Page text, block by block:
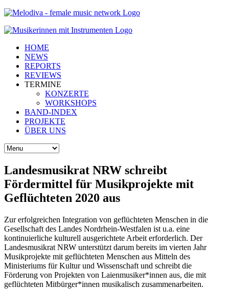
HOME
NEWS
REPORTS
REVIEWS
TERMINE
KONZERTE
WORKSHOPS
BAND-INDEX
PROJEKTE
ÜBER UNS
Landesmusikrat NRW schreibt
Fördermittel für Musikprojekte mit
Geflüchteten 2020 aus
Zur erfolgreichen Integration von geflüchteten Menschen in die
Gesellschaft des Landes Nordrhein-Westfalen ist u.a. eine
kontinuierliche kulturell ausgerichtete Arbeit erforderlich. Der
Landesmusikrat NRW unterstützt darum bereits im vierten Jahr
Musikprojekte mit geflüchteten Menschen aus Mitteln des
Ministeriums für Kultur und Wissenschaft und schreibt die
Förderung von Projekten von Laienmusiker*innen aus, die mit
geflüchteten Mitbürger*innen musikalisch zusammenarbeiten.